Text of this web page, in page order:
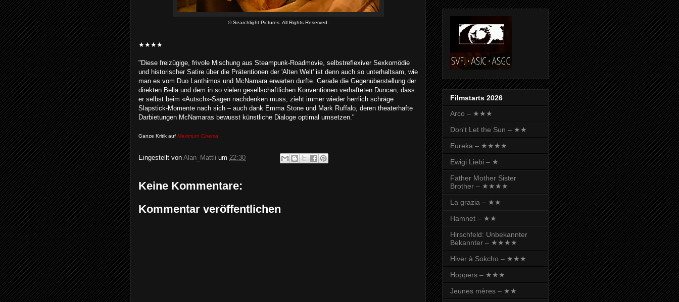
© Searchlight Pictures. All Rights Reserved.
★★★★
"Diese freizügige, frivole Mischung aus Steampunk-Roadmovie, selbstreflexiver Sexkomödie
und historischer Satire über die Prätentionen der 'Alten Welt' ist denn auch so unterhaltsam, wie
man es vom Duo Lanthimos und McNamara erwarten durfte. Gerade die Gegenüberstellung der
direkten Bella und dem in so vielen gesellschaftlichen Konventionen verhafteten Duncan, dass
er selbst beim «Autsch»-Sagen nachdenken muss, zieht immer wieder herrlich schräge
Slapstick-Momente nach sich – auch dank Emma Stone und Mark Ruffalo, deren theaterhafte
Darbietungen McNamaras bewusst künstliche Dialoge optimal umsetzen."
Ganze Kritik auf Maximum Cinema
Eingestellt von Alan_Mattli um 22:30
Keine Kommentare:
Kommentar veröffentlichen
Filmstarts 2026
Arco – ★★★
Don't Let the Sun – ★★
Eureka – ★★★★
Ewigi Liebi – ★
Father Mother Sister
Brother – ★★★★
La grazia – ★★
Hamnet – ★★
Hirschfeld: Unbekannter
Bekannter – ★★★★
Hiver à Sokcho – ★★★
Hoppers – ★★★
Jeunes mères – ★★